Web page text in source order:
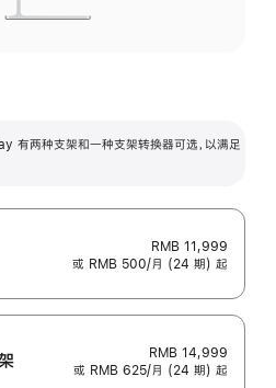
有两种支架和一种支架转换器可选，以满足
RMB 11,999
或 RMB 500/月 (24 期) 起
RMB 14,999
或 RMB 625/月 (24 期) 起